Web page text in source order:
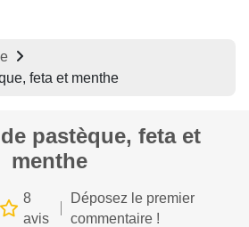
feta et menthe
pastèque, feta et
menthe
8
avis
Déposez le premier
commentaire !